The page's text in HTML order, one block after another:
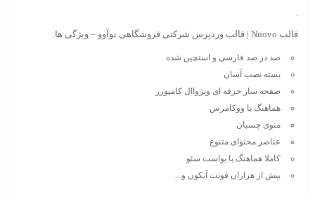
قالب Nuovo | قالب وردپرس شرکتی فروشگاهی نوآوو – ویژگی ها:
صد در صد فارسی و استچین شده
بسته نصب آسان
صفحه ساز حرفه ای ویژواال کامپوزر
هماهنگ با ووکامرس
منوی چسبان
عناصر محتوای متنوع
کاملا هماهنگ با یواست سئو
بیش از هزاران فونت آیکون و…